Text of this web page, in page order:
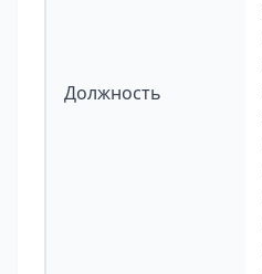
Должность